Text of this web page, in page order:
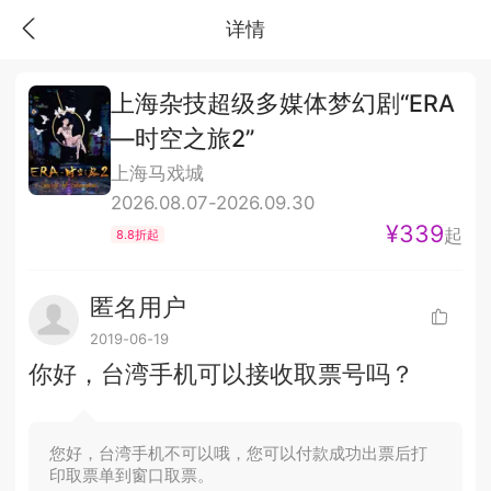
详情
上海杂技超级多媒体梦幻剧“ERA
—时空之旅2”
上海马戏城
2026.08.07-2026.09.30
8.8折起 ¥339起
匿名用户
2019-06-19
你好，台湾手机可以接收取票号吗？
您好，台湾手机不可以哦，您可以付款成功出票后打
印取票单到窗口取票。